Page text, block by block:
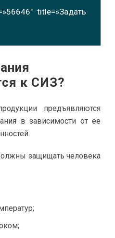
title=»Задать
к СИЗ?
предъявляются
в зависимости от ее
защищать человека